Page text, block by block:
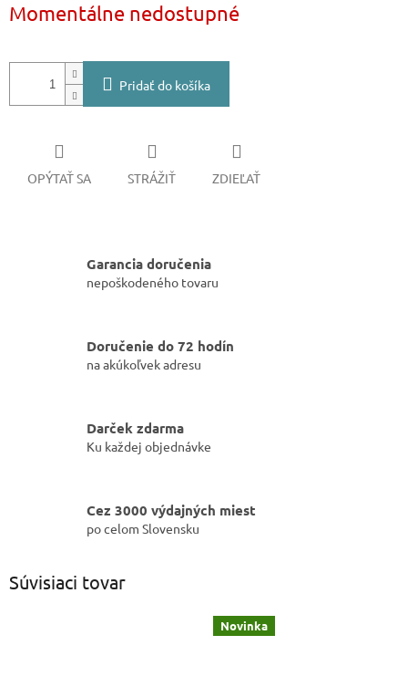
cena:
Momentálne nedostupné
Pridať do košíka
OPÝTAŤ SA STRÁŽIŤ ZDIEĽAŤ
Garancia doručenia
nepoškodeného tovaru
Doručenie do 72 hodín
na akúkoľvek adresu
Darček zdarma
Ku každej objednávke
Cez 3000 výdajných miest
po celom Slovensku
Súvisiaci tovar
Novinka